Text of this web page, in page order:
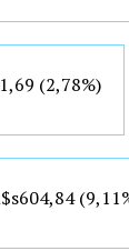
(2,78%)
(9